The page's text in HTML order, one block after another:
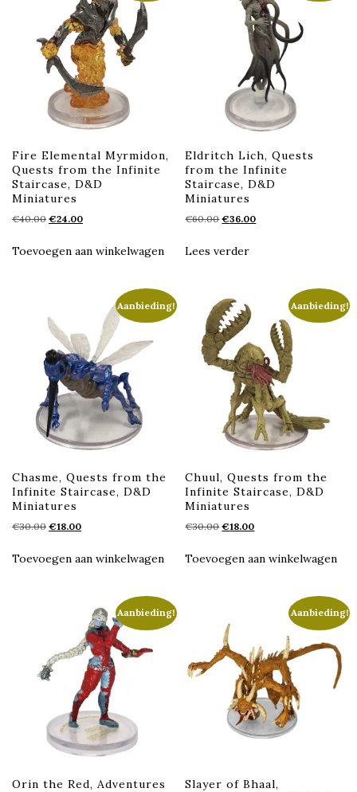
Fire Elemental Myrmidon,
Quests from the Infinite
Staircase, D&D
Miniatures
€40.00 Oorspronkelijke
was:
€24.00Huidige
is:
Toevoegen aan winkelwagen
Eldritch Lich, Quests
from the Infinite
Staircase, D&D
Miniatures
€60.00Oorspronkelijke
was:
€36.00Huidige
Lees verder
Aanbieding!
Chasme, Quests from the
Infinite Staircase, D&D
Miniatures
€30.00 Oorspronkelijke
was:
€18.00Huidige
is:
Toevoegen aan winkelwagen
Aanbieding!
Chuul, Quests from the
Infinite Staircase, D&D
Miniatures
€30.00Oorspronkelijke
was:
€18.00Huidige
is:
Toevoegen aan winkelwagen
Aanbieding!
Orin the Red, Adventures
Aanbieding!
Slayer of Bhaal,